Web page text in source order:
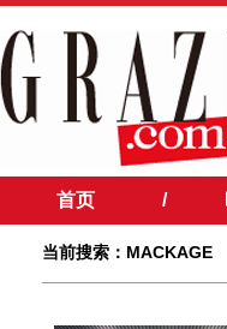
首页 /
当前搜索：MACKAGE